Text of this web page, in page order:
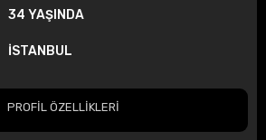
34 YAŞINDA
İSTANBUL
PROFİL ÖZELLİKLERİ